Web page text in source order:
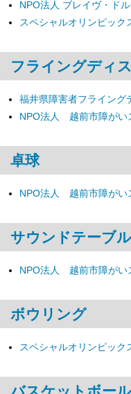
NPO法人 ブレイヴ・ド
スペシャルオリンピック
フライングディ
福井県障害者フライング
NPO法人 越前市障がい
卓球
NPO法人 越前市障がい
サウンドテーブ
NPO法人 越前市障がい
ボウリング
スペシャルオリンピック